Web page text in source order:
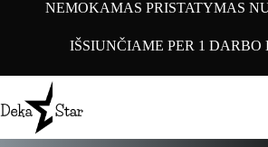
NEMOKAMAS PRISTATYMAS
IŠSIUNČIAME PER 1 DARBO